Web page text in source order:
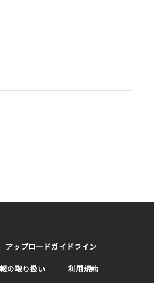
アップロードガイドライン
の取り扱い 利用規約